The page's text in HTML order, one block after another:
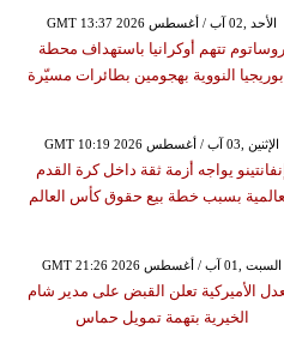
GMT 13:37 2026 الأحد ,02 آب / أغسطس
روساتوم تتهم أوكرانيا باستهداف محطة
النووية بهجومين بطائرات مسيّرة
GMT 10:19 2026 الإثنين ,03 آب / أغسطس
إنفانتينو يواجه أزمة ثقة داخل كرة القدم
بسبب خطة بيع حقوق كأس العالم
GMT 21:26 2026 السبت ,01 آب / أغسطس
الأميركية تعلن القبض على مدير شام
الخيرية بتهمة تمويل حماس